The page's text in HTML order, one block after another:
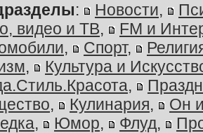
: Новости,
видео и ТВ,
FM и
, Спорт,
,
Культура и
,
, Кулинария,
Он
, Юмор, Флуд,